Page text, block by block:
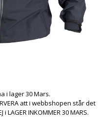
i lager 30 Mars.
att i webbshopen står det
LAGER INKOMMER 30 MARS.